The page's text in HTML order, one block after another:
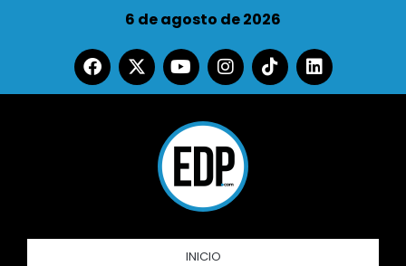
6 de agosto de 2026
INICIO